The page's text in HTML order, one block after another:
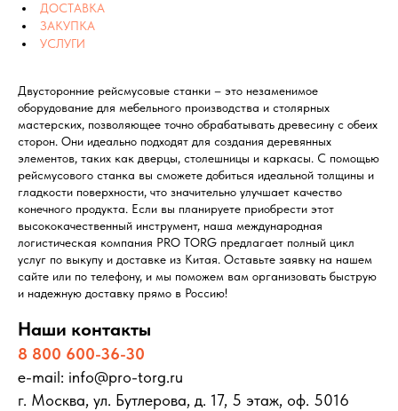
ДОСТАВКА
ЗАКУПКА
УСЛУГИ
Двусторонние рейсмусовые станки – это незаменимое
оборудование для мебельного производства и столярных
мастерских, позволяющее точно обрабатывать древесину с обеих
сторон. Они идеально подходят для создания деревянных
элементов, таких как дверцы, столешницы и каркасы. С помощью
рейсмусового станка вы сможете добиться идеальной толщины и
гладкости поверхности, что значительно улучшает качество
конечного продукта. Если вы планируете приобрести этот
высококачественный инструмент, наша международная
логистическая компания PRO TORG предлагает полный цикл
услуг по выкупу и доставке из Китая. Оставьте заявку на нашем
сайте или по телефону, и мы поможем вам организовать быструю
и надежную доставку прямо в Россию!
Наши контакты
8 800 600-36-30
e-mail: info@pro-torg.ru
г. Москва, ул. Бутлерова, д. 17, 5 этаж, оф. 5016